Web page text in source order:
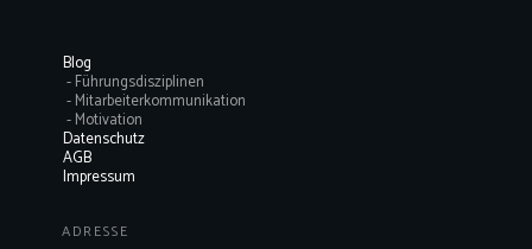
Blog
- Führungsdisziplinen
- Mitarbeiterkommunikation
- Motivation
Datenschutz
AGB
Impressum
ADRESSE